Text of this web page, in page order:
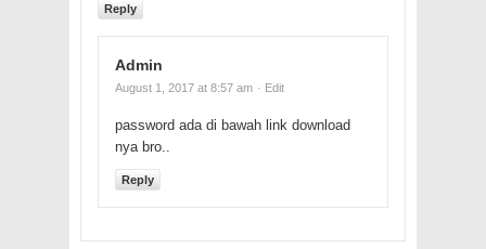
Reply
Admin
August 1, 2017 at 8:57 am · Edit
password ada di bawah link download
nya bro..
Reply